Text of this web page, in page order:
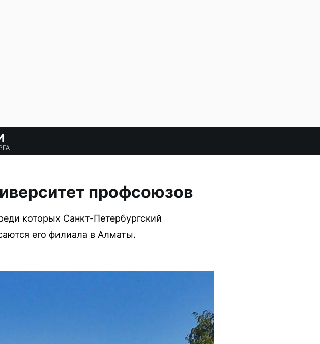
профсоюзов
которых Санкт-Петербургский
его филиала в Алматы.